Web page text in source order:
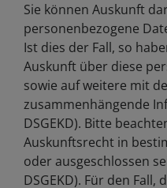
Sie können Auskunft
personenbezogene
Ist dies der Fall, so
Auskunft über diese
sowie auf weitere mit
zusammenhängende
DSGEKD). Bitte
Auskunftsrecht in
oder ausgeschlossen
DSGEKD). Für den